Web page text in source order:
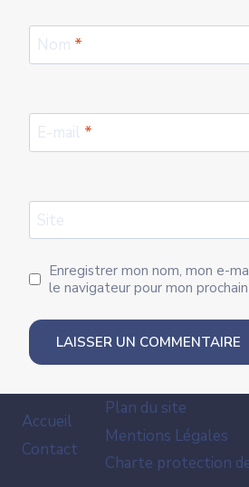
Nom *
E-mail *
Site
Enregistrer mon nom, mon e-
le navigateur pour mon
Accueil
Contact
Plan du site
Mentions Légales
Charte protection